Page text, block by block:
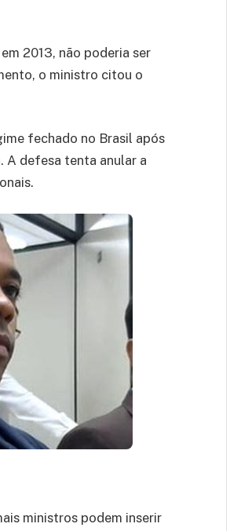
2013, não poderia ser
o ministro citou o
fechado no Brasil após
A defesa tenta anular a
ministros podem inserir